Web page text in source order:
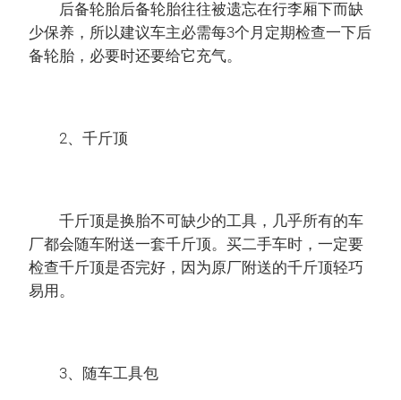
后备轮胎后备轮胎往往被遗忘在行李厢下而缺
少保养，所以建议车主必需每3个月定期检查一下后
备轮胎，必要时还要给它充气。
2、千斤顶
千斤顶是换胎不可缺少的工具，几乎所有的车
厂都会随车附送一套千斤顶。买二手车时，一定要
检查千斤顶是否完好，因为原厂附送的千斤顶轻巧
易用。
3、随车工具包